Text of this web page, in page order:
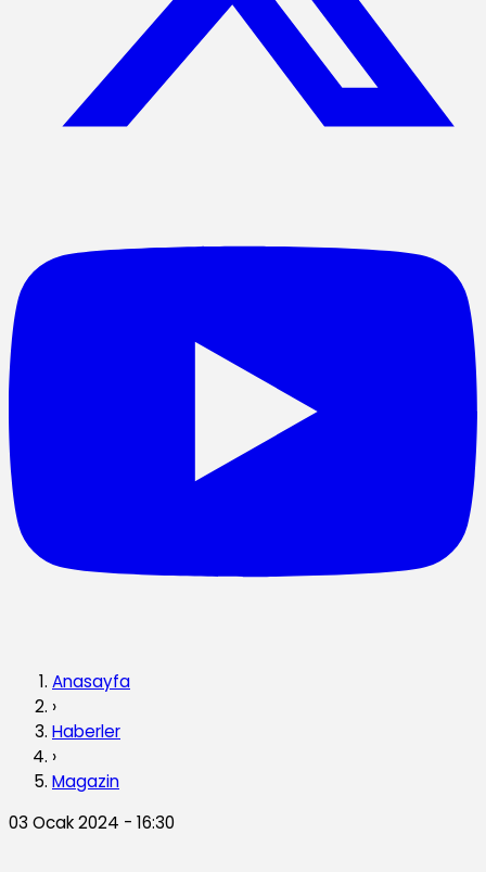
Anasayfa
›
Haberler
›
Magazin
03 Ocak 2024 - 16:30